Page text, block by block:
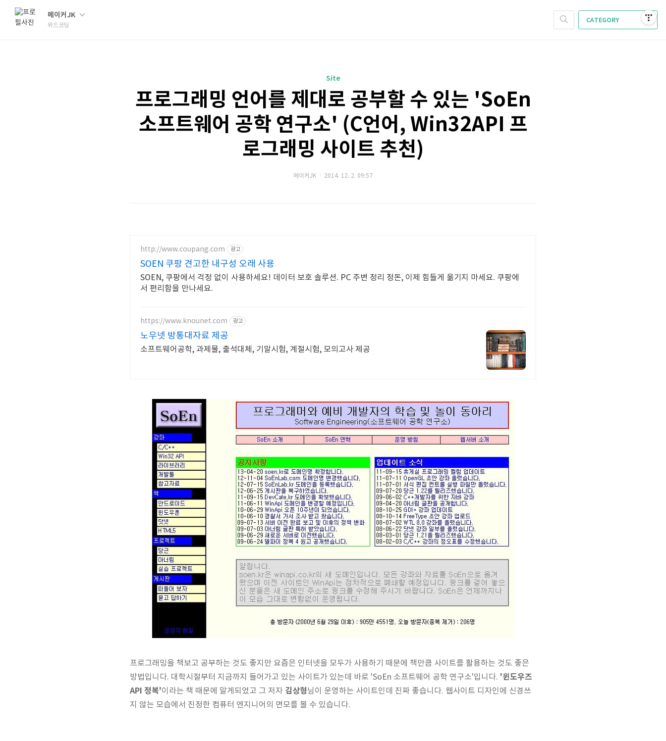
메이커JK
위드코딩
CATEGORY
Site
프로그래밍 언어를 제대로 공부할 수 있는 'SoEn
소프트웨어 공학 연구소' (C언어, Win32API 프
로그래밍 사이트 추천)
메이커JK 2014. 12. 2. 09:57
http://www.coupang.com 광고
SOEN 쿠팡 견고한 내구성 오래 사용
SOEN, 쿠팡에서 걱정 없이 사용하세요! 데이터 보호 솔루션. PC 주변 정리 정돈, 이제 힘들게 옮기지 마세요. 쿠팡에
서 편리함을 만나세요.
https://www.knounet.com 광고
노우넷 방통대자료 제공
소프트웨어공학, 과제물, 출석대체, 기말시험, 계절시험, 모의고사 제공
프로그래밍을 책보고 공부하는 것도 좋지만 요즘은 인터넷을 모두가 사용하기 때문에 책만큼 사이트를 활용하는 것도 좋은
방법입니다. 대학시절부터 지금까지 들어가고 있는 사이트가 있는데 바로 'SoEn 소프트웨어 공학 연구소'입니다. '윈도우즈
API 정복'이라는 책 때문에 알게되었고 그 저자 김상형님이 운영하는 사이트인데 진짜 좋습니다. 웹사이트 디자인에 신경쓰
지 않는 모습에서 진정한 컴퓨터 엔지니어의 면모를 볼 수 있습니다.